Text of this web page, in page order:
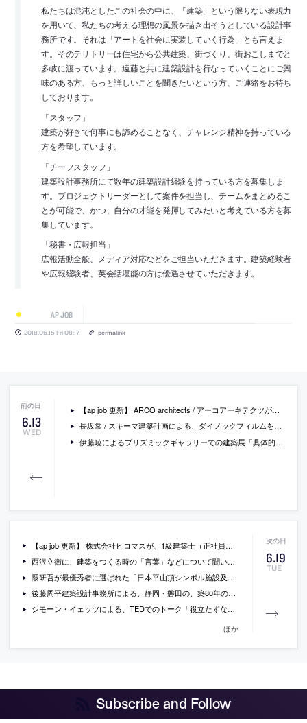
私たちは混沌としたこの社会の中に、「建築」という限りない表現力
を用いて、私たちの考える理想の風景を描き出そうとしている設計事
務所です。それは「アートを社会に実装していく行為」とも言えま
す。そのテリトリーは住宅から公共建築、街づくり、街おこしまでと
多岐に渡っています。遠藤と共に建築設計を行なっていくことにご興
味のある方、もっと詳しいことを聞きたいという方、ご連絡をお待ち
しております。
「スタッフ」
建築が好きで何事にも諦めることなく、チャレンジ精神を持っている
方を希望しています。
「チーフスタッフ」
建築設計事務所にて数年の建築設計経験を持っている方を募集しま
す。プロジェクトリーダーとして案件を担当し、チームをまとめるこ
とが可能で、かつ、自分の才能を発揮してみたいと考えている方を募
集しています。
「秘書・広報担当」
広報活動全般、メディア対応などをご担当いただきます。建築経験者
や広報経験者、英会話堪能の方は優遇させていただきます。
AP JOB
2018.06.15 Fri 08:17 permalink
6.13
WED
【ap job 更新】 ARCO architects / アーコアーキテクツが、新規のスタッフを募集中
長坂常 / スキーマ建築計画による、ダイノックフィルムを使用して制作したモビールの動画
伊藤暁によるプリズミックギャラリーでの建築展「具体的な建築」の会場写真とレビュー
6.19
TUE
【ap job 更新】 株式会社ヒロマスが、1級建築士（正社員）を募集中
西沢立衛に、建築をつくる時の「言葉」などについて聞いているインタビュー
隈研吾が最優秀者に選ばれた「日本平山頂シンボル施設及び展望回廊」が、愛称を募集中
後藤周平建築設計事務所による、静岡・磐田の、築80年の木造建築をビアバー兼ヘアサロンに改修した「TYU」
シモーン・イェッツによる、TEDでのトーク「役立たずなものをつくる理由」の動画（日本語字幕付）
ほか
Subscribe and Follow